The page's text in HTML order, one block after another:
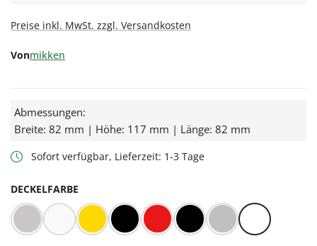
Preise inkl. MwSt. zzgl. Versandkosten
Vonmikken
Abmessungen:
Breite: 82 mm | Höhe: 117 mm | Länge: 82 mm
Sofort verfügbar, Lieferzeit: 1-3 Tage
DECKELFARBE
BLUESEAL Silber
BLUESEAL Weiß
Gold Orbit™ schwarzRot/Weiß kariert
Schwarz Silber Weiß